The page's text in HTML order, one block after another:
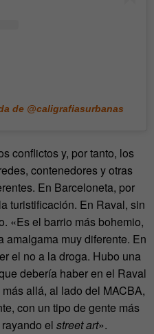
de @caligrafiasurbanas
conflictos y, por tanto, los
contenedores y otras
En Barceloneta, por
turistificación. En Raval, sin
«Es el barrio más bohemio,
amalgama muy diferente. En
el no a la droga. Hubo una
debería haber en el Raval
allá, al lado del MACBA,
con un tipo de gente más
el street art».